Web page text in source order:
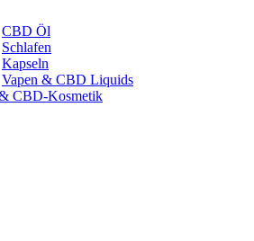
CBD Öl
Schlafen
Kapseln
Vapen & CBD Liquids
CBD-Kosmetik